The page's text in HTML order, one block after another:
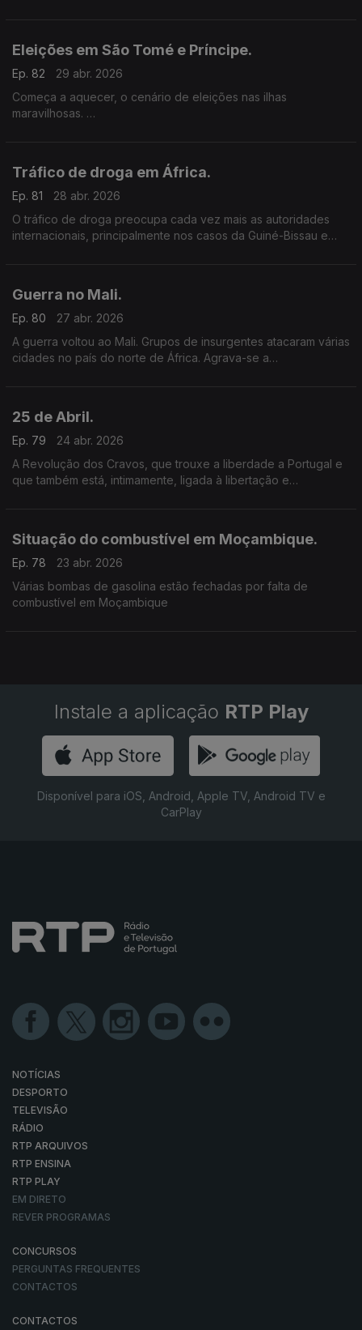
Eleições em São Tomé e Príncipe.
Ep. 82
29 abr. 2026
Começa a aquecer, o cenário de eleições nas ilhas
maravilhosas.
Tráfico de droga em África.
Ep. 81
28 abr. 2026
O tráfico de droga preocupa cada vez mais as autoridades
internacionais, principalmente nos casos da Guiné-Bissau e
Guerra no Mali.
Ep. 80
27 abr. 2026
A guerra voltou ao Mali. Grupos de insurgentes atacaram várias
cidades no país do norte de África. Agrava-se a
25 de Abril.
Ep. 79
24 abr. 2026
A Revolução dos Cravos, que trouxe a liberdade a Portugal e
que também está, intimamente, ligada à libertação e
Situação do combustível em Moçambique.
Ep. 78
23 abr. 2026
Várias bombas de gasolina estão fechadas por falta de
combustível em Moçambique
Instale a aplicação RTP Play
Disponível para iOS, Android, Apple TV, Android TV e
CarPlay
NOTÍCIAS
DESPORTO
TELEVISÃO
RÁDIO
RTP ARQUIVOS
RTP ENSINA
RTP PLAY
EM DIRETO
REVER PROGRAMAS
CONCURSOS
PERGUNTAS FREQUENTES
CONTACTOS
CONTACTOS